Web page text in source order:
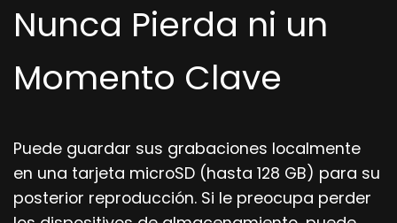
Nunca Pierda ni un
Momento Clave
Puede guardar sus grabaciones localmente
en una tarjeta microSD (hasta 128 GB) para su
posterior reproducción. Si le preocupa perder